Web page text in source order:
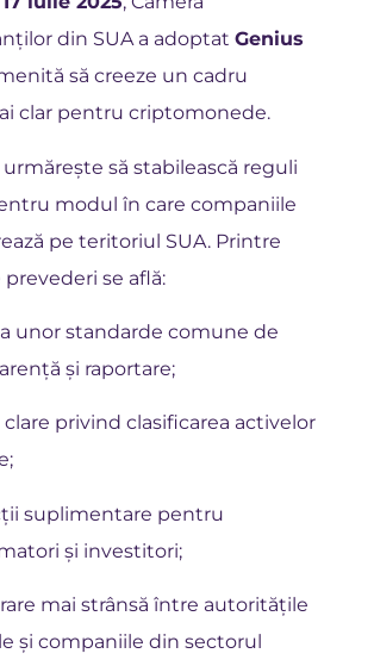
din SUA a adoptat Genius
să creeze un cadru
clar pentru criptomonede.
urmărește să stabilească reguli
modul în care companiile
pe teritoriul SUA. Printre
se află:
unor standarde comune de
și raportare;
clare privind clasificarea activelor
suplimentare pentru
și investitori;
mai strânsă între autoritățile
și companiile din sectorul